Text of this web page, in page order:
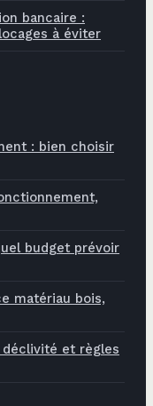
bancaire :
à éviter
: bien choisir
budget prévoir
matériau bois,
et règles